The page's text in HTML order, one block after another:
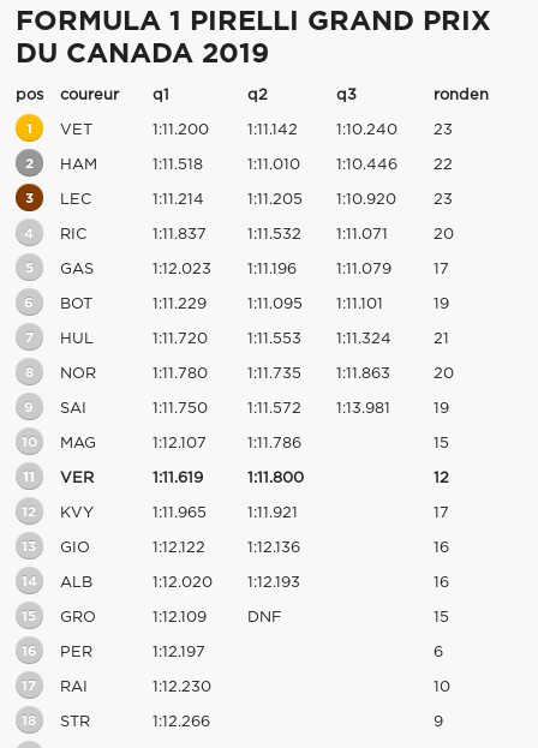
FORMULA 1 PIRELLI GRAND PRIX
DU CANADA 2019
pos coureur q1 q2 q3 ronden
1 VET 1:11.200 1:11.142 1:10.240 23
2 HAM 1:11.518 1:11.010 1:10.446 22
3 LEC 1:11.214 1:11.205 1:10.920 23
4 RIC 1:11.837 1:11.532 1:11.071 20
5 GAS 1:12.023 1:11.196 1:11.079 17
6 BOT 1:11.229 1:11.095 1:11.101 19
7 HUL 1:11.720 1:11.553 1:11.324 21
8 NOR 1:11.780 1:11.735 1:11.863 20
9 SAI 1:11.750 1:11.572 1:13.981 19
10 MAG 1:12.107 1:11.786 15
11 VER 1:11.619 1:11.800 12
12 KVY 1:11.965 1:11.921 17
13 GIO 1:12.122 1:12.136 16
14 ALB 1:12.020 1:12.193 16
15 GRO 1:12.109 DNF 15
16 PER 1:12.197 6
17 RAI 1:12.230 10
18 STR 1:12.266 9